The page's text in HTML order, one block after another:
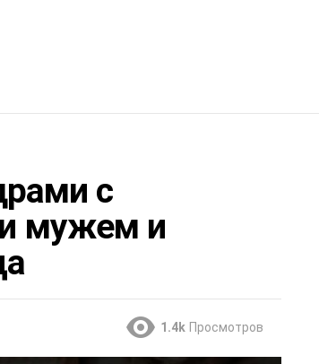
с
мужем и
1.4k Просмотров